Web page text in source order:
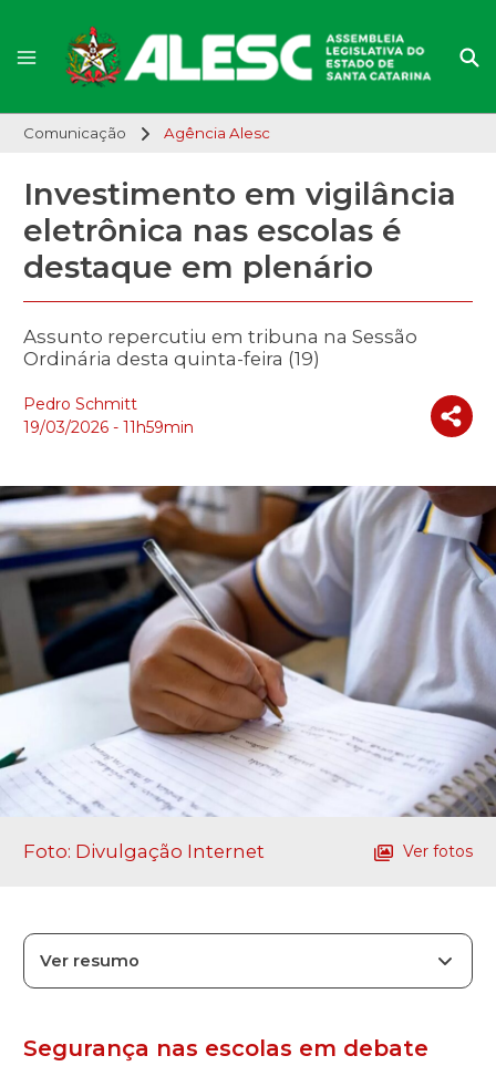
Comunicação Agência Alesc
Investimento em vigilância
eletrônica nas escolas é
destaque em plenário
Assunto repercutiu em tribuna na Sessão
Ordinária desta quinta-feira (19)
Pedro Schmitt
19/03/2026 - 11h59min
Foto: Divulgação Internet Ver fotos
Ver resumo
Segurança nas escolas em debate